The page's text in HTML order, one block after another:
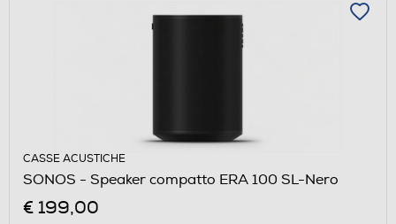
CASSE ACUSTICHE
SONOS - Speaker compatto ERA 100 SL-Nero
€ 199,00